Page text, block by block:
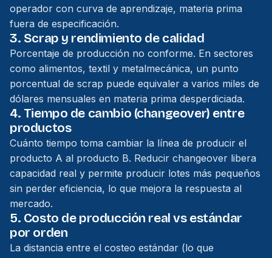
operador con curva de aprendizaje, materia prima
fuera de especificación.
3. Scrap y rendimiento de calidad
Porcentaje de producción no conforme. En sectores
como alimentos, textil y metalmecánica, un punto
porcentual de scrap puede equivaler a varios miles de
dólares mensuales en materia prima desperdiciada.
4. Tiempo de cambio (changeover) entre
productos
Cuánto tiempo toma cambiar la línea de producir el
producto A al producto B. Reducir changeover libera
capacidad real y permite producir lotes más pequeños
sin perder eficiencia, lo que mejora la respuesta al
mercado.
5. Costo de producción real vs estándar
por orden
La distancia entre el costeo estándar (lo que